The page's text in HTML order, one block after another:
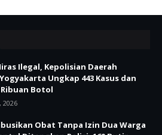
Ilegal, Kepolisian Daerah
Ungkap 443 Kasus dan
Botol
2026
Obat Tanpa Izin Dua Warga